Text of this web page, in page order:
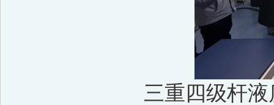
三重四级杆